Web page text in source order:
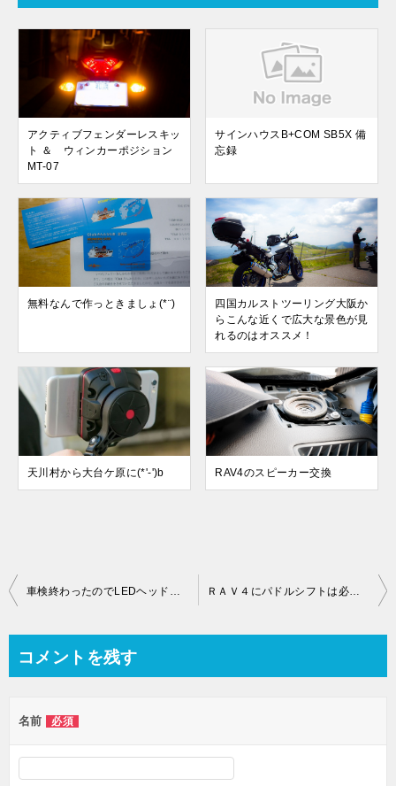
アクティブフェンダーレスキッ
ト ＆ ウィンカーポジション
MT-07
サインハウスB+COM SB5X 備
忘録
無料なんで作っときましょ(*¨)
四国カルストツーリング大阪か
らこんな近くで広大な景色が見
れるのはオススメ！
天川村から大台ケ原に(*'-')b RAV4のスピーカー交換
投
ビ
ー
シ
車検終わったのでLEDヘッドライトと流れるウィンカー ＲＡＶ４にパドルシフトは必要(^^)
コメントを残す
名前 必須